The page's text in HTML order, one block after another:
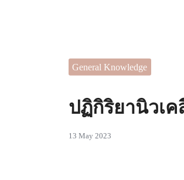
General Knowledge
ปฏิกิริยานิวเค
13 May 2023